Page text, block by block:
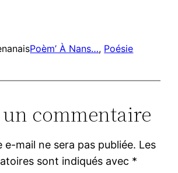
Poèm’ À Nans…, Poésie
commentaire
e-mail ne sera pas publiée. Les
sont indiqués avec *